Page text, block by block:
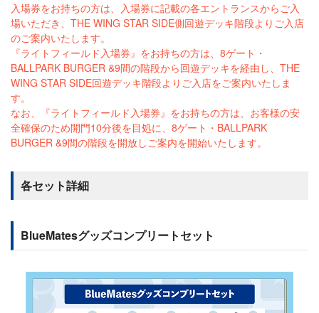
入場券をお持ちの方は、入場券に記載の各エントランスからご入
場いただき、THE WING STAR SIDE側回遊デッキ階段よりご入店
のご案内いたします。
『ライトフィールド入場券』をお持ちの方は、8ゲート・
BALLPARK BURGER &9間の階段から回遊デッキを経由し、THE
WING STAR SIDE回遊デッキ階段よりご入店をご案内いたしま
す。
なお、『ライトフィールド入場券』をお持ちの方は、お客様の安
全確保のため開門10分後を目処に、8ゲート・BALLPARK
BURGER &9間の階段を開放しご案内を開始いたします。
各セット詳細
BlueMatesグッズコンプリートセット